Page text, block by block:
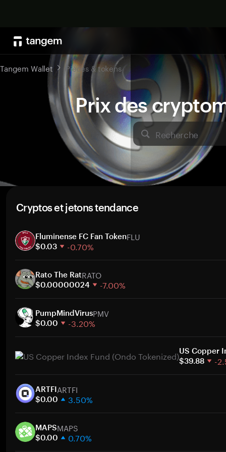
Prix des
Recherche
Tangem Wallet Pièces & tokens
Cryptos et jetons tendance
Fluminense FC Fan TokenFLU
$0.03 -0.70%
30 jours
Capitalisation boursière
Rato The RatRATO
$0.00000024 -7.00%
30 jours
Capitalisation boursière
PumpMindVirusPMV
$0.00 -3.20%
30 jours
Capitalisation boursière
US Copper
$39.88
-
30 jours
Capitalisation boursière
ARTFIARTFI
$0.00 3.50%
30 jours
Capitalisation boursière
MAPSMAPS
$0.00 0.70%